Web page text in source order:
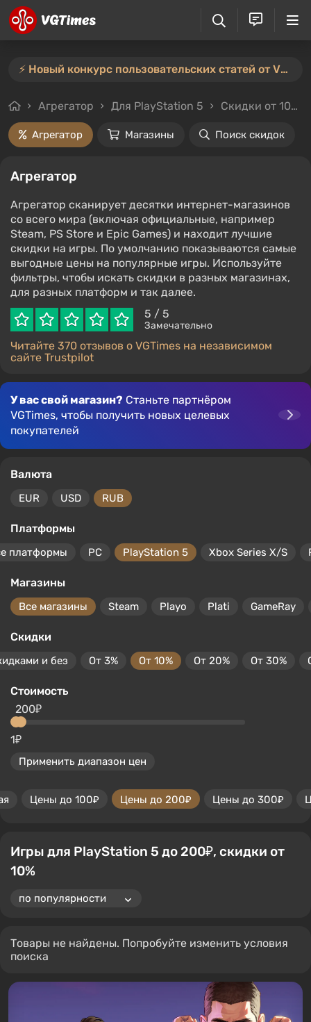
⚡️ Новый конкурс пользовательских статей от VGTimes — участвуйте тут ⚡️
Агрегатор Для PlayStation 5 Скидки от 10%
Агрегатор Магазины Поиск скидок
Агрегатор
Агрегатор сканирует десятки интернет-магазинов
со всего мира (включая официальные, например
Steam, PS Store и Epic Games) и находит лучшие
скидки на игры. По умолчанию показываются самые
выгодные цены на популярные игры. Используйте
фильтры, чтобы искать скидки в разных магазинах,
для разных платформ и так далее.
5 / 5
Замечательно
Читайте 370 отзывов о VGTimes на независимом
сайте Trustpilot
У вас свой магазин? Станьте партнёром
VGTimes, чтобы получить новых целевых
покупателей
Валюта
EUR USD RUB
Платформы
платформы PC PlayStation 5 Xbox Series X/S
Магазины
Все магазины Steam Playo Plati GameRay
Скидки
и без От 3% От 10% От 20% От 30%
Стоимость
1₽
200₽
Применить диапазон цен
Цены до 100₽ Цены до 200₽ Цены до 300₽
Игры для PlayStation 5 до 200₽, скидки от
10%
Товары не найдены. Попробуйте изменить условия
поиска